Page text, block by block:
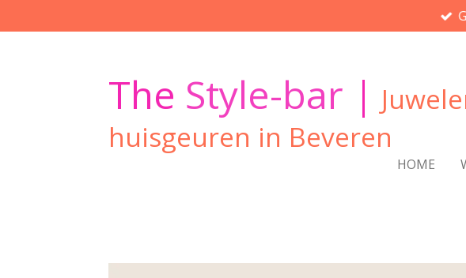
direct
The Style-bar |
huisgeuren in Beveren
HOME